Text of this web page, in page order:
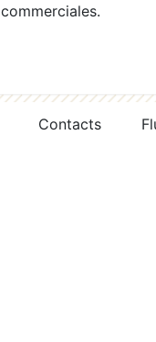
commerciales.
Contacts